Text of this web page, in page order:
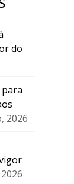
do
2026